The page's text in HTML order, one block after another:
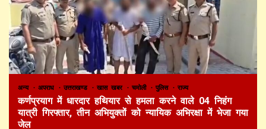
अन्य अपराध उत्तराखण्ड खास खबर चमोली पुलिस राज्य
कर्णप्रयाग में धारदार हथियार से हमला करने वाले 04 निहंग
यात्री गिरफ्तार, तीन अभियुक्तों को न्यायिक अभिरक्षा में भेजा गया
जेल